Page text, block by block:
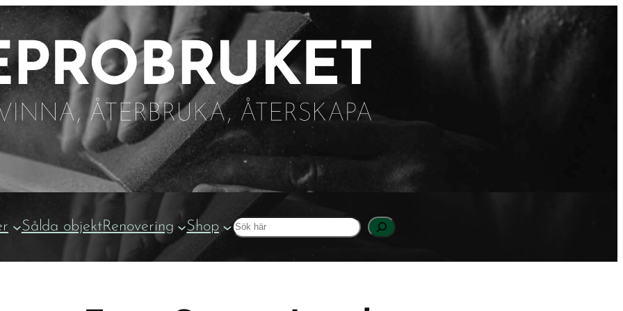
Sålda objektRenovering Shop Sök